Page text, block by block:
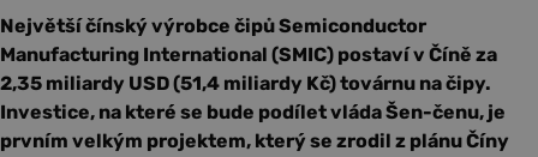
Největší čínský výrobce čipů Semiconductor
Manufacturing International (SMIC) postaví v Číně za
2,35 miliardy USD (51,4 miliardy Kč) továrnu na čipy.
Investice, na které se bude podílet vláda Šen-čenu, je
prvním velkým projektem, který se zrodil z plánu Číny